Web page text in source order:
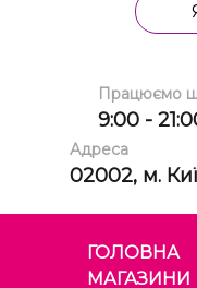
Працюємо
9:00 -
Адреса
02002, м.
ГОЛОВНА
МАГАЗИНИ